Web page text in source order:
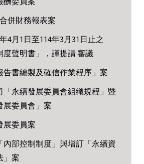
酬委員案
併財務報表案
4月1日至114年3月31日止之
度聲明書」，謹提請 審議
告書編製及確信作業程序」案
「永續發展委員會組織規程」暨
展委員會」案
展委員案
內部控制制度」與增訂「永續資
」案